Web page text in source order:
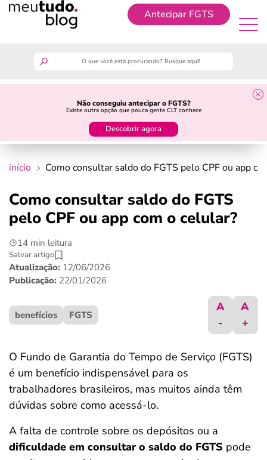
Antecipar FGTS
Não conseguiu antecipar o FGTS?
Existe outra opção que pouca gente CLT conhece
Descobrir agora
Antecipar FGTS
guia do trabalhador
crédito fácil
últimas notícias
ferramentas
início Como consultar saldo do FGTS pelo CPF ou app
Como consultar saldo do FGTS
pelo CPF ou app com o celular?
14 min leitura
Salvar artigo
Atualização: 12/06/2026
Publicação: 22/01/2026
benefícios FGTS
A
-
A
+
O Fundo de Garantia do Tempo de Serviço (FGTS)
é um benefício indispensável para os
trabalhadores brasileiros, mas muitos ainda têm
dúvidas sobre como acessá-lo.
A falta de controle sobre os depósitos ou a
dificuldade em consultar o saldo do FGTS pode